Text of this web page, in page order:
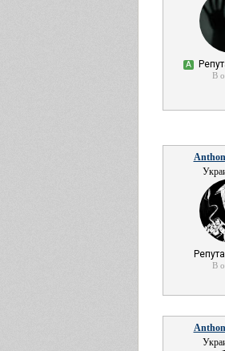
А
В
В